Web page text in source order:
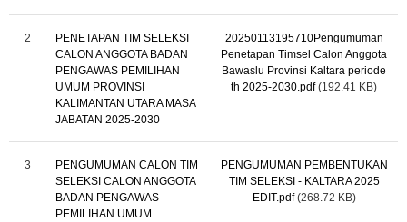
2
PENETAPAN TIM SELEKSI
CALON ANGGOTA BADAN
PENGAWAS PEMILIHAN
UMUM PROVINSI
KALIMANTAN UTARA MASA
JABATAN 2025-2030
20250113195710Pengumuman
Penetapan Timsel Calon Anggota
Bawaslu Provinsi Kaltara periode
th 2025-2030.pdf (192.41 KB)
3
PENGUMUMAN CALON TIM
SELEKSI CALON ANGGOTA
BADAN PENGAWAS
PEMILIHAN UMUM
PENGUMUMAN PEMBENTUKAN
TIM SELEKSI - KALTARA 2025
EDIT.pdf (268.72 KB)